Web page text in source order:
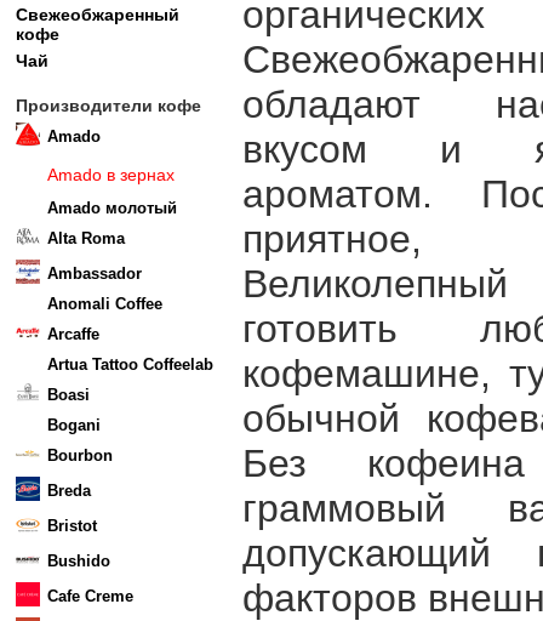
Свежеобжаренный
кофе
Чай
Производители кофе
Amado
Amado в зернах
Amado молотый
Alta Roma
Ambassador
Anomali Coffee
Arcaffe
Artua Tattoo Coffeelab
Boasi
Bogani
Bourbon
Breda
Bristot
Bushido
Cafe Creme
обладают
вкусом и
ароматом.
приятное,
готовить
кофемашине,
обычной
Без
граммовый
допускающий
факторов